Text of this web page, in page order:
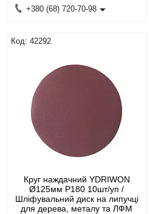
+380 (68) 720-70-98
42292
Круг наждачний YDRIWON
Ø125мм P180 10шт/уп /
Шліфувальний диск на липучці
для дерева, металу та ЛФМ